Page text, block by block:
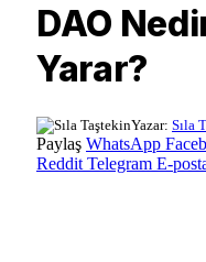
DAO
Yarar?
Yazar: Sıla
Paylaş WhatsApp
Reddit Telegram E-